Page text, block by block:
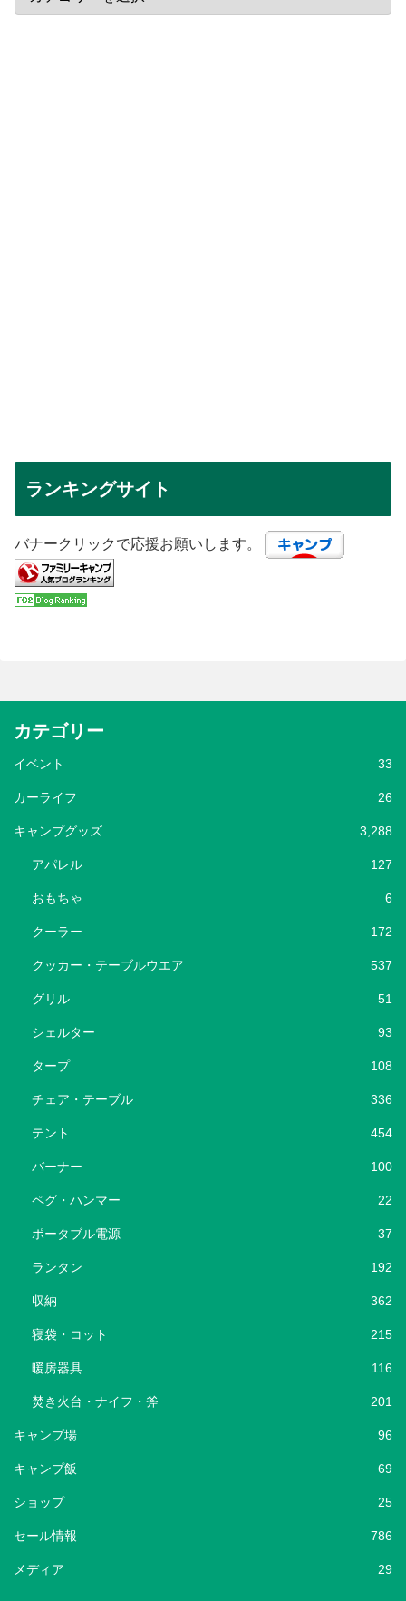
ランキングサイト
バナークリックで応援お願いします。
カテゴリー
イベント 33
カーライフ 26
キャンプグッズ 3,288
アパレル 127
おもちゃ 6
クーラー 172
クッカー・テーブルウエア 537
グリル 51
シェルター 93
タープ 108
チェア・テーブル 336
テント 454
バーナー 100
ペグ・ハンマー 22
ポータブル電源 37
ランタン 192
収納 362
寝袋・コット 215
暖房器具 116
焚き火台・ナイフ・斧 201
キャンプ場 96
キャンプ飯 69
ショップ 25
セール情報 786
メディア 29